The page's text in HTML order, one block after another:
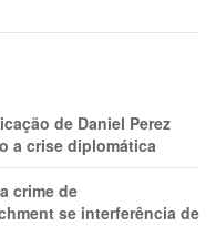
de Daniel Perez
a crise diplomática
crime de
se interferência de